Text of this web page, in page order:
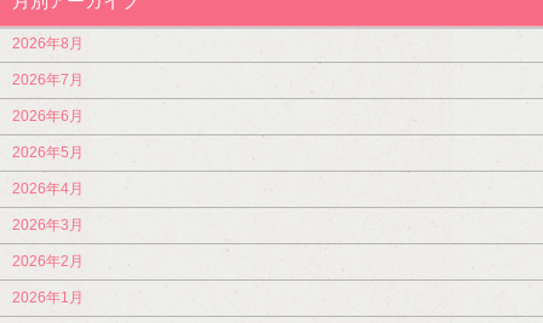
2026年8月
2026年7月
2026年6月
2026年5月
2026年4月
2026年3月
2026年2月
2026年1月